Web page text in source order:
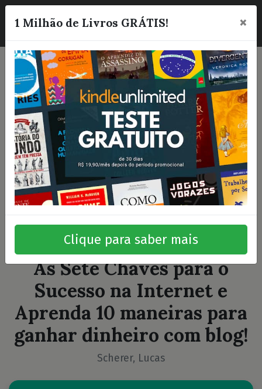
☰
As Sete Chaves para o
Sucesso na Internet e
Aprenda 10 maneiras para
ganhar dinheiro com blog!
Scherer, Lucas
1 Milhão de Livros GRÁTIS! ×
Clique para saber mais